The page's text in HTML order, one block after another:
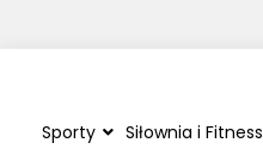
Sporty Siłownia i Fitness